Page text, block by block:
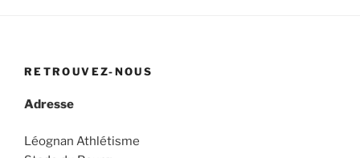
RETROUVEZ-NOUS
Adresse
Léognan Athlétisme